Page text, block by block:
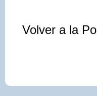
Volver a la